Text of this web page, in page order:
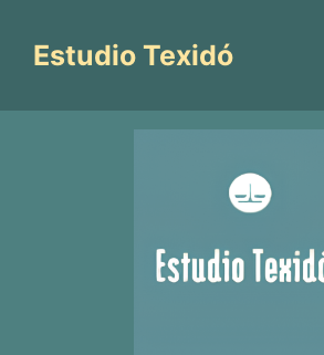
contenido
Estudio Texidó